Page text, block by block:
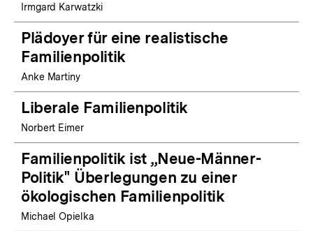
Irmgard Karwatzki
Plädoyer für eine realistische
Familienpolitik
Anke Martiny
Liberale Familienpolitik
Norbert Eimer
Familienpolitik ist „Neue-Männer-
Politik" Überlegungen zu einer
ökologischen Familienpolitik
Michael Opielka